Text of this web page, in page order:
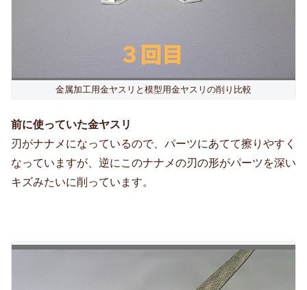
金属加工用金ヤスリと模型用金ヤスリの削り比較
前に使っていた金ヤスリ
刃がナナメになっているので、パーツにあてて擦りやすく
なっていますが、逆にこのナナメの刃の形がパーツを深い
キズみたいに削っています。